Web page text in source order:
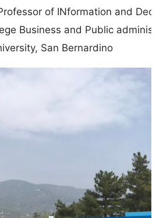
of INformation and
Business and Public
San Bernardino